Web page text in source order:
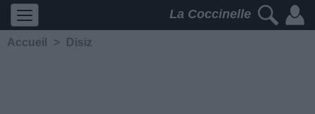
La Coccinelle
Accueil > Disiz